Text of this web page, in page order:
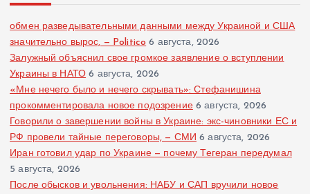
обмен разведывательными данными между Украиной и США
значительно вырос, — Politico 6 августа, 2026
Залужный объяснил свое громкое заявление о вступлении
Украины в НАТО 6 августа, 2026
«Мне нечего было и нечего скрывать»: Стефанишина
прокомментировала новое подозрение 6 августа, 2026
Говорили о завершении войны в Украине: экс-чиновники ЕС и
РФ провели тайные переговоры, — СМИ 6 августа, 2026
Иран готовил удар по Украине — почему Тегеран передумал
5 августа, 2026
После обысков и увольнения: НАБУ и САП вручили новое